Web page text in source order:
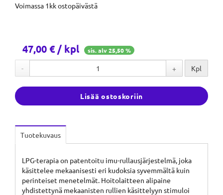
Voimassa 1kk ostopäivästä
47,00 € / kpl sis. alv 25,50 %
- + Kpl
Lisää ostoskoriin
Tuotekuvaus
LPG-terapia on patentoitu imu-rullausjärjestelmä, joka
käsittelee mekaanisesti eri kudoksia syvemmältä kuin
perinteiset menetelmät. Hoitolaitteen alipaine
yhdistettynä mekaanisten rullien käsittelyyn stimuloi